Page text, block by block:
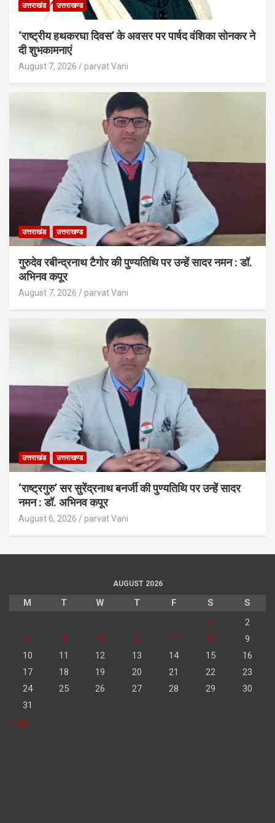
उत्तराखंड उत्तराखण्ड
‘राष्ट्रीय हथकरघा दिवस’ के अवसर पर पार्षद वंशिका सोनकर ने
दी शुभकामनाएं
August 7, 2026 parvat Vani
उत्तराखंड उत्तराखण्ड
गुरुदेव रबीन्द्रनाथ टैगोर की पुण्यतिथि पर उन्हें सादर नमन : डॉ.
अभिनव कपूर
August 7, 2026 parvat Vani
उत्तराखंड उत्तराखण्ड
‘राष्ट्रगुरु’ सर सुरेंद्रनाथ बनर्जी की पुण्यतिथि पर उन्हें सादर
नमन : डॉ. अभिनव कपूर
August 6, 2026 parvat Vani
AUGUST 2026
M T W T F S
S
1
2
3
4 5 6 7 8
9
10
11 12 13 14 15
16
17
18 19 20 21 22
23
24
25 26 27 28 29
30
31
« Jul